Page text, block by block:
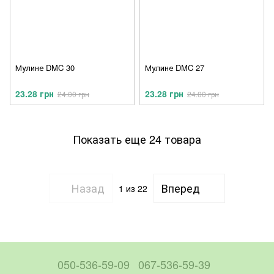
Мулине DMC 30
23.28 грн 24.00 грн
Мулине DMC 27
23.28 грн 24.00 грн
Показать еще 24 товара
Назад 1 из 22 Вперед
050-536-59-09 067-536-59-39